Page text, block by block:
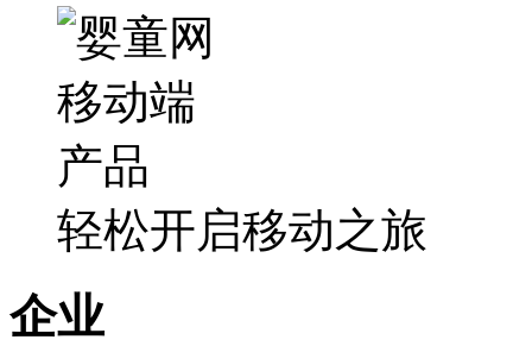
轻松开启移动之旅
企业